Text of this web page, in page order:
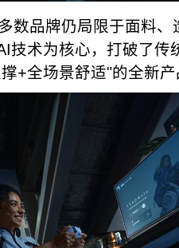
数品牌仍局限于面料
技术为核心，打破了传
+全场景舒适"的全新